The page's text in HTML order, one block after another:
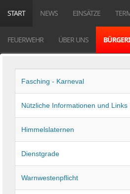
START NEWS EINSÄTZE
FEUERWEHR ÜBER UNS
Titel
Fasching - Karneval
Nützliche Informationen und Links
Himmelslaternen
Dienstgrade
Warnwestenpflicht